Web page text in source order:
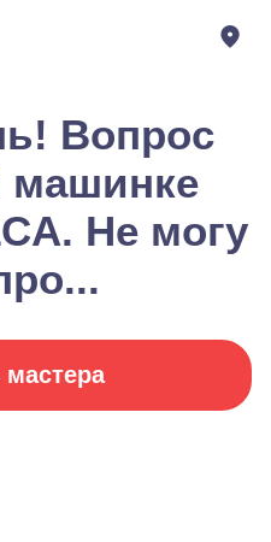
Вопрос
машинке
Не могу